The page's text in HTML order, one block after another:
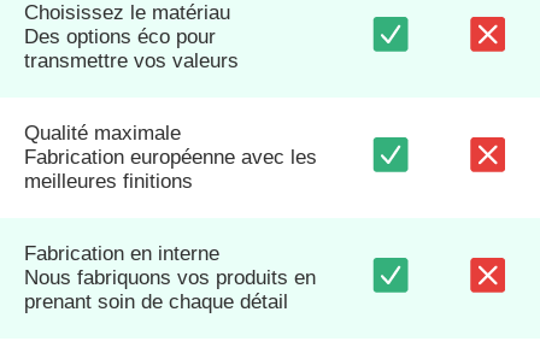
Choisissez le matériau
Des options éco pour
transmettre vos valeurs
Qualité maximale
Fabrication européenne avec les
meilleures finitions
Fabrication en interne
Nous fabriquons vos produits en
prenant soin de chaque détail